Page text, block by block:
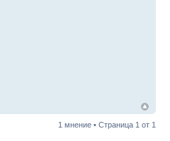
1 мнение • Страница 1 от 1